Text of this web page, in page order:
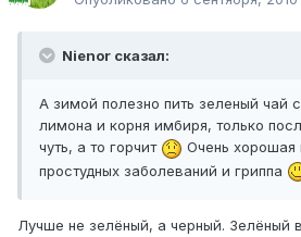
Nienor сказал:
А зимой полезно пить зеленый чай
лимона и корня имбиря, только
чуть, а то горчит
Очень хорошая
простудных заболеваний и гриппа
Лучше не зелёный, а черный. Зелёный